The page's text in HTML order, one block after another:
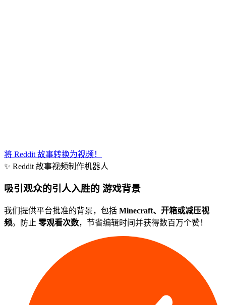
将 Reddit 故事转换为视频！
✨ Reddit 故事视频制作机器人
吸引观众的引人入胜的 游戏背景
我们提供平台批准的背景，包括 Minecraft、开箱或减压视
频。防止 零观看次数，节省编辑时间并获得数百万个赞！